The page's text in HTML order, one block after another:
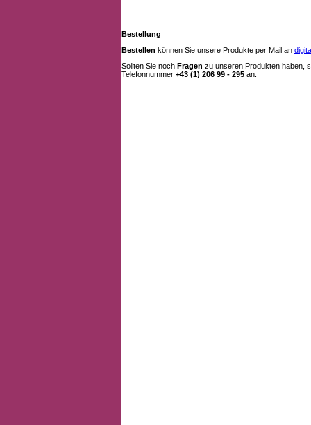
Bestellung
Bestellen können Sie unsere Produkte per Mail an
Sollten Sie noch Fragen zu unseren Produkten haben,
Telefonnummer +43 (1) 206 99 - 295 an.